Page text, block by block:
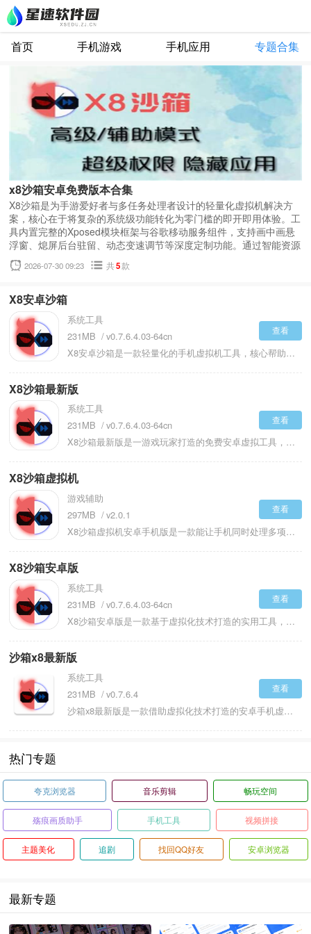
首页 手机游戏 手机应用 专题合集
x8沙箱安卓免费版本合集
X8沙箱是为手游爱好者与多任务处理者设计的轻量化虚拟机解决方
案，核心在于将复杂的系统级功能转化为零门槛的即开即用体验。工
具内置完整的Xposed模块框架与谷歌移动服务组件，支持画中画悬
浮窗、熄屏后台驻留、动态变速调节等深度定制功能。通过智能资源
调度算法，能在保障前台应用流畅度的同时，维持后台虚拟环境的持
续运转，配合真机与沙箱间的无缝文件互导机制，构建起一套高效且
2026-07-30 09:23 共5款
X8安卓沙箱
系统工具
231MB
v0.7.6.4.03-64cn
X8安卓沙箱是一款轻量化的手机虚拟机工具，核心帮助用户在设备上稳定运行各类应用与游戏，无需特殊权限或复杂设置，新手也能快速上手。它支持自定义屏幕分辨率、虚拟按键等功能，可适配不同设备的使用需求，解决部分应用或游戏无法兼容的问题。同时提供帧率调节、一键加速等工具，能优化游戏运行流畅度，还具备多开、双开分身功能，可同时登录多个账号，搭配小窗口模式，让用户轻松实现画中画式的多应用并行操作，是提升设备应用兼容性与使用灵活性的实用助手。
查看
X8沙箱最新版
系统工具
231MB
v0.7.6.4.03-64cn
X8沙箱最新版是一游戏玩家打造的免费安卓虚拟工具，核心是通过画中画、多开等功能实现游戏场景的多任务操作。玩家可在游玩时同步追剧、社交聊天，还能同时启动两个游戏账号并行操作。借助技术保障游戏后台稳定运行，搭配连点器、变速工具等实用功能，同时支持自定义分辨率，解决全屏环境下辅助软件的适配问题。X8沙箱还能实现手机与虚拟环境间的文件互传，省去重复安装应用的繁琐，适配追求多任务效率与操作便捷性的玩家需求，值得大家安装使用。
查看
X8沙箱虚拟机
游戏辅助
297MB
v2.0.1
X8沙箱虚拟机安卓手机版是一款能让手机同时处理多项任务的虚拟空间工具，它像给你的设备开辟了一个独立的平行世界。你可以在里面运行一个游戏，然后以画中画小窗的形式悬浮在手机主界面上，这样就能一边刷剧或聊天，一边看着游戏动态。对于那些需要挂机或重复操作的游戏，它可以实现熄屏后台稳定运行，还能提供连点辅助，解放你的双手。更实用的是，你可以在真机和这个虚拟空间之间轻松复制文件，免去重复下载的麻烦，让多账号切换或应用双开变得异常简单。
查看
X8沙箱安卓版
系统工具
231MB
v0.7.6.4.03-64cn
X8沙箱安卓版是一款基于虚拟化技术打造的实用工具，通过创建独立运行空间，为应用和游戏提供安全稳定的运行环境。无需复杂权限操作，即可实现多账号同时在线，完美解决多任务管理需求。软件融合先进沙箱隔离机制，让每个运行实例互不干扰，有效防范数据泄露和系统冲突，同时兼顾轻量设计，不会给设备带来过多负担。内置多种实用功能，涵盖多开分身、性能优化、隐私防护等，适配不同使用场景，无论是日常应用管理还是游戏娱乐体验，都能提供高效便捷的解决方案。
查看
沙箱x8最新版
系统工具
231MB
v0.7.6.4
沙箱x8最新版是一款借助虚拟化技术打造的安卓手机虚拟机应用。对虚拟机技术的深度融合，既能够支持所有应用的多开分身以及独立后台运行，又集成了面向游戏玩家的高级辅助工具，为用户提供从日常多账号管理到高效游戏娱乐的一站式解决办法。保障了主流安卓游戏与热门应用的兼容性和稳定运行。用户可在沙箱环境里自定义应用分辨率、使用Xposed框架等插件，还能实现沙箱与真机之间的文件互通。满足用户在数据隐私保护、多任务处理以及游戏体验优化等多个方面的进阶需求。
查看
热门专题
夸克浏览器 音乐剪辑 畅玩空间
殇痕画质助手 手机工具 视频拼接
主题美化 追剧 找回QQ好友 安卓浏览器
最新专题